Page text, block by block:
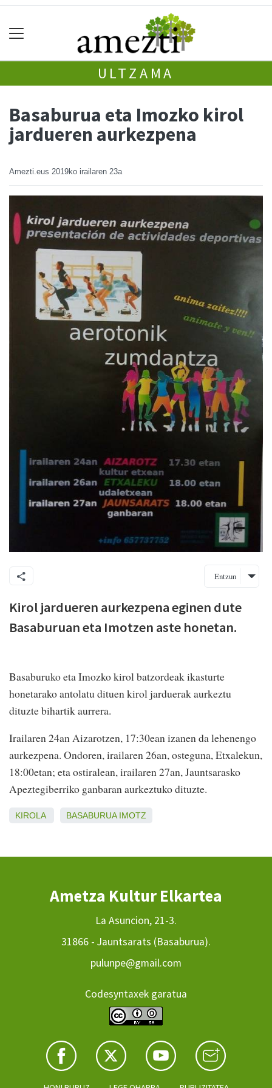
ULTZAMA
Basaburua eta Imozko kirol
jardueren aurkezpena
Amezti.eus 2019ko irailaren 23a
Entzun
Kirol jardueren aurkezpena eginen dute
Basaburuan eta Imotzen aste honetan.
Basaburuko eta Imozko kirol batzordeak ikasturte
honetarako antolatu dituen kirol jarduerak aurkeztu
dituzte bihartik aurrera.
Irailaren 24an Aizarotzen, 17:30ean izanen da lehenengo
aurkezpena. Ondoren, irailaren 26an, osteguna, Etxalekun,
18:00etan; eta ostiralean, irailaren 27an, Jauntsarasko
Apeztegiberriko ganbaran aurkeztuko dituzte.
KIROLA BASABURUA IMOTZ
Ametza Kultur Elkartea
La Asuncion, 21-3.
31866 - Jauntsarats (Basaburua).
pulunpe@gmail.com
Codesyntaxek garatua